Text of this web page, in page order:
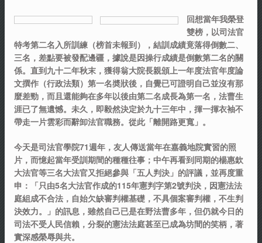
回想當年我榮登
雙榜，以司法官
特考第二名入所訓練（榜首未報到），結訓成績竟落得倒數二、
三名，差點要被發配邊疆，據說是因操行成績是倒數第二名的關
係。直到九十二年秋末，獲得翁大院長親頒上一年度法官年度論
文撰作（行政法類）第一名奬狀後，自覺已可證明自己並沒有那
麼差勁，而且還能夠在多年以後由第二名成長為第一名，法曹生
涯已了無遺憾。未久，即毅然決定於九十三年中，揮一揮衣袖不
帶走一片雲彩而辭卸法官職務。從此「離開路更寬」。
今天是司法官學院71週年，友人傳送當年在嘉義地院實習的照
片，而憶起當年受訓期間的種種往事；中午再看到同期的楊惠欽
大法官等三名大法官又拒絕參與「五人判決」的評議，並再度重
申：「只由5名大法官作成的115年憲判字第2號判決，因憲法法
庭組成不合法，自始欠缺審判權基礎，不具個案審判權，不生判
決效力。」的訊息，雖然自己已是在野法曹多年，但仍就今日的
司法不受人民信賴，分裂的憲法法庭甚至已成為坊間的笑柄，著
實深感榮辱與共。